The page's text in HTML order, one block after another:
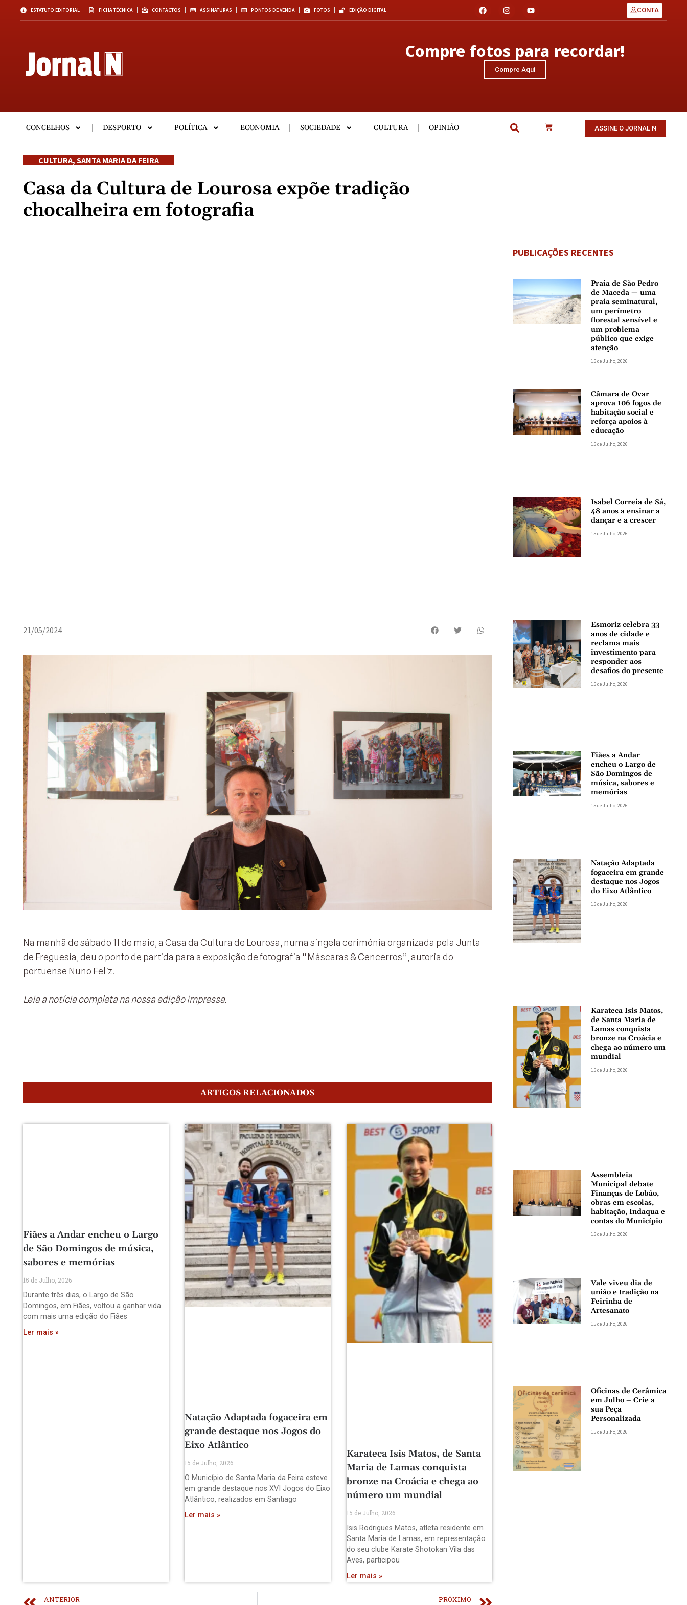
ESTATUTO EDITORIAL FICHA TÉCNICA CONTACTOS ASSINATURAS PONTOS DE VENDA FOTOS EDIÇÃO DIGITAL CONTA
Compre fotos para recordar!
Compre Aqui
CONCELHOS DESPORTO POLÍTICA ECONOMIA SOCIEDADE CULTURA OPINIÃO ASSINE O JORNAL N
CULTURA, SANTA MARIA DA FEIRA
Casa da Cultura de Lourosa expõe tradição
chocalheira em fotografia
21/05/2024
Na manhã de sábado 11 de maio, a Casa da Cultura de Lourosa, numa singela cerimónia organizada pela Junta
de Freguesia, deu o ponto de partida para a exposição de fotografia “Máscaras & Cencerros”, autoria do
portuense Nuno Feliz.
Leia a notícia completa na nossa edição impressa.
ARTIGOS RELACIONADOS
Fiães a Andar encheu o Largo
de São Domingos de música,
sabores e memórias
15 de Julho, 2026
Durante três dias, o Largo de São
Domingos, em Fiães, voltou a ganhar vida
com mais uma edição do Fiães
Ler mais »
Natação Adaptada fogaceira em
grande destaque nos Jogos do
Eixo Atlântico
15 de Julho, 2026
O Município de Santa Maria da Feira esteve
em grande destaque nos XVI Jogos do Eixo
Atlântico, realizados em Santiago
Ler mais »
Karateca Isis Matos, de Santa
Maria de Lamas conquista
bronze na Croácia e chega ao
número um mundial
15 de Julho, 2026
Isis Rodrigues Matos, atleta residente em
Santa Maria de Lamas, em representação
do seu clube Karate Shotokan Vila das
Aves, participou
Ler mais »
ANTERIOR PRÓXIMO
PUBLICAÇÕES RECENTES
Praia de São Pedro
de Maceda — uma
praia seminatural,
um perímetro
florestal sensível e
um problema
público que exige
atenção
15 de Julho, 2026
Câmara de Ovar
aprova 106 fogos de
habitação social e
reforça apoios à
educação
15 de Julho, 2026
Isabel Correia de Sá,
48 anos a ensinar a
dançar e a crescer
15 de Julho, 2026
Esmoriz celebra 33
anos de cidade e
reclama mais
investimento para
responder aos
desafios do presente
15 de Julho, 2026
Fiães a Andar
encheu o Largo de
São Domingos de
música, sabores e
memórias
15 de Julho, 2026
Natação Adaptada
fogaceira em grande
destaque nos Jogos
do Eixo Atlântico
15 de Julho, 2026
Karateca Isis Matos,
de Santa Maria de
Lamas conquista
bronze na Croácia e
chega ao número um
mundial
15 de Julho, 2026
Assembleia
Municipal debate
Finanças de Lobão,
obras em escolas,
habitação, Indaqua e
contas do Município
15 de Julho, 2026
Vale viveu dia de
união e tradição na
Feirinha de
Artesanato
15 de Julho, 2026
Oficinas de Cerâmica
em Julho – Crie a
sua Peça
Personalizada
15 de Julho, 2026